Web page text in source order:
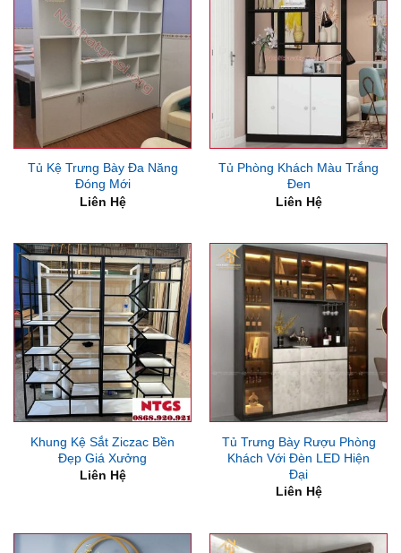
Tủ Kệ Trưng Bày Đa Năng
Đóng Mới
Liên Hệ
Tủ Phòng Khách Màu Trắng
Đen
Liên Hệ
Khung Kệ Sắt Ziczac Bền
Đẹp Giá Xưởng
Liên Hệ
Tủ Trưng Bày Rượu Phòng
Khách Với Đèn LED Hiện
Đại
Liên Hệ